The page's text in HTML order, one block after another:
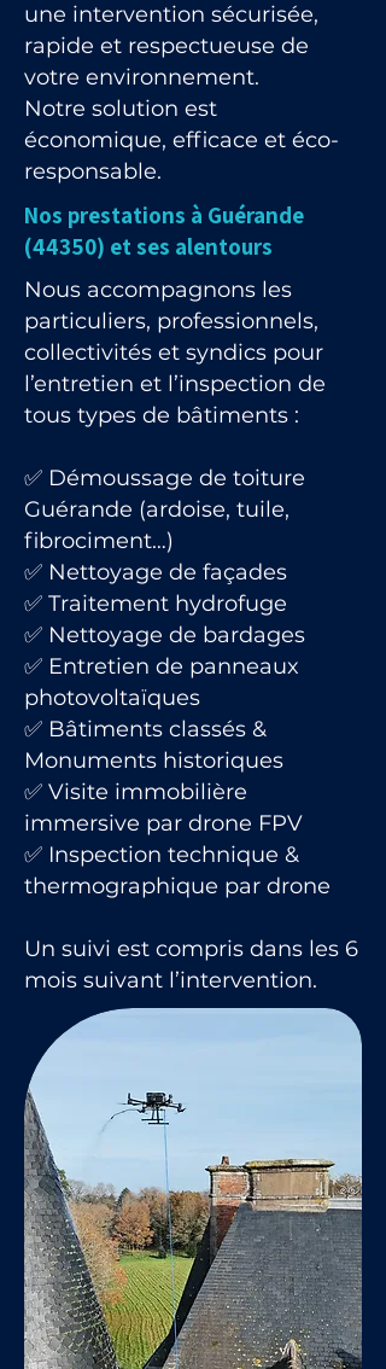
une intervention sécurisée,
rapide et respectueuse de
votre environnement.
Notre solution est
économique, efficace et éco-
responsable.
Nos prestations à Guérande
(44350) et ses alentours
Nous accompagnons les
particuliers, professionnels,
collectivités et syndics pour
l’entretien et l’inspection de
tous types de bâtiments :
✅ Démoussage de toiture
Guérande (ardoise, tuile,
fibrociment…)
✅ Nettoyage de façades
✅ Traitement hydrofuge
✅ Nettoyage de bardages
✅ Entretien de panneaux
photovoltaïques
✅ Bâtiments classés &
Monuments historiques
✅ Visite immobilière
immersive par drone FPV
✅ Inspection technique &
thermographique par drone
Un suivi est compris dans les 6
mois suivant l’intervention.